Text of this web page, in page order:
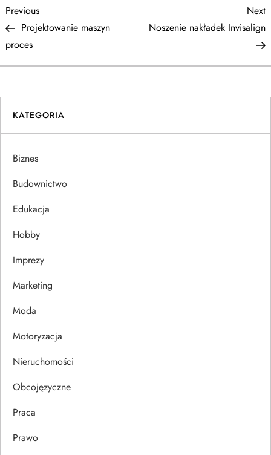
N
a
w
i
g
a
c
a
w
p
u
Previous
Post
Previous
Projektowanie maszyn
proces
Next
Noszenie nakładek Invisalign
KATEGORIA
Biznes
Budownictwo
Edukacja
Hobby
Imprezy
Marketing
Moda
Motoryzacja
Nieruchomości
Obcojęzyczne
Praca
Prawo